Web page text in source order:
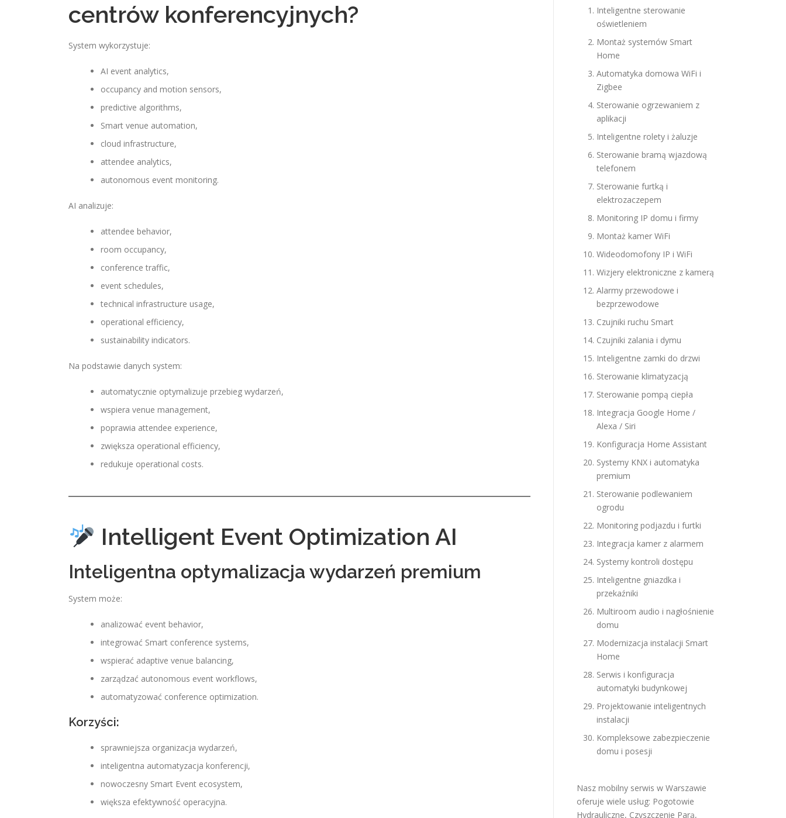
centrów konferencyjnych?
System wykorzystuje:
AI event analytics,
occupancy and motion sensors,
predictive algorithms,
Smart venue automation,
cloud infrastructure,
attendee analytics,
autonomous event monitoring.
AI analizuje:
attendee behavior,
room occupancy,
conference traffic,
event schedules,
technical infrastructure usage,
operational efficiency,
sustainability indicators.
Na podstawie danych system:
automatycznie optymalizuje przebieg wydarzeń,
wspiera venue management,
poprawia attendee experience,
zwiększa operational efficiency,
redukuje operational costs.
Intelligent Event Optimization AI
Inteligentna optymalizacja wydarzeń premium
System może:
analizować event behavior,
integrować Smart conference systems,
wspierać adaptive venue balancing,
zarządzać autonomous event workflows,
automatyzować conference optimization.
Korzyści:
sprawniejsza organizacja wydarzeń,
inteligentna automatyzacja konferencji,
nowoczesny Smart Event ecosystem,
większa efektywność operacyjna.
Inteligentne sterowanie
oświetleniem
Montaż systemów Smart
Home
Automatyka domowa WiFi i
Zigbee
Sterowanie ogrzewaniem z
aplikacji
Inteligentne rolety i żaluzje
Sterowanie bramą wjazdową
telefonem
Sterowanie furtką i
elektrozaczepem
Monitoring IP domu i firmy
Montaż kamer WiFi
Wideodomofony IP i WiFi
Wizjery elektroniczne z kamerą
Alarmy przewodowe i
bezprzewodowe
Czujniki ruchu Smart
Czujniki zalania i dymu
Inteligentne zamki do drzwi
Sterowanie klimatyzacją
Sterowanie pompą ciepła
Integracja Google Home /
Alexa / Siri
Konfiguracja Home Assistant
Systemy KNX i automatyka
premium
Sterowanie podlewaniem
ogrodu
Monitoring podjazdu i furtki
Integracja kamer z alarmem
Systemy kontroli dostępu
Inteligentne gniazdka i
przekaźniki
Multiroom audio i nagłośnienie
domu
Modernizacja instalacji Smart
Home
Serwis i konfiguracja
automatyki budynkowej
Projektowanie inteligentnych
instalacji
Kompleksowe zabezpieczenie
domu i posesji
Nasz mobilny serwis w Warszawie
oferuje wiele usług: Pogotowie
Hydrauliczne, Czyszczenie Parą,